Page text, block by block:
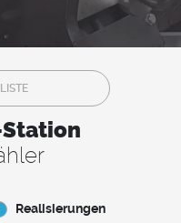
Realisierungen